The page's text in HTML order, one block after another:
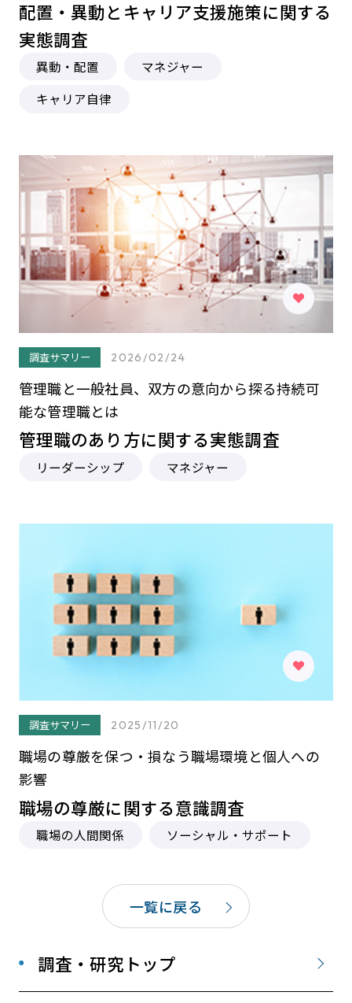
調査・研究トップ
配置・異動とキャリア支援施策に関する
実態調査
異動・配置
マネジャー
キャリア自律
調査サマリー 2026/02/24
管理職と一般社員、双方の意向から探る持続可
能な管理職とは
管理職のあり方に関する実態調査
リーダーシップ マネジャー
調査サマリー 2025/11/20
職場の尊厳を保つ・損なう職場環境と個人への
影響
職場の尊厳に関する意識調査
職場の人間関係 ソーシャル・サポート
一覧に戻る